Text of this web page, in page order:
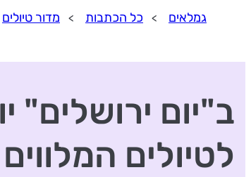
גמלאים כל הכתבות מדור טיולים
ב"יום ירושלים"
לטיולים